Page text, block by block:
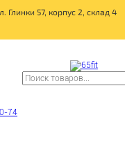
Глинки 57, корпус 2, склад 4
74